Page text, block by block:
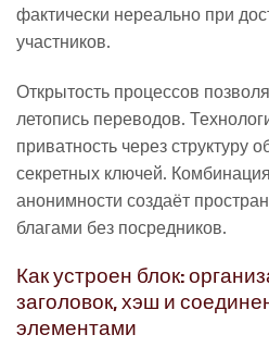
фактически нереально при
участников.
Открытость процессов
летопись переводов.
приватность через структуру
секретных ключей.
анонимности создаёт
благами без посредников.
Как устроен блок:
заголовок, хэш и
элементами